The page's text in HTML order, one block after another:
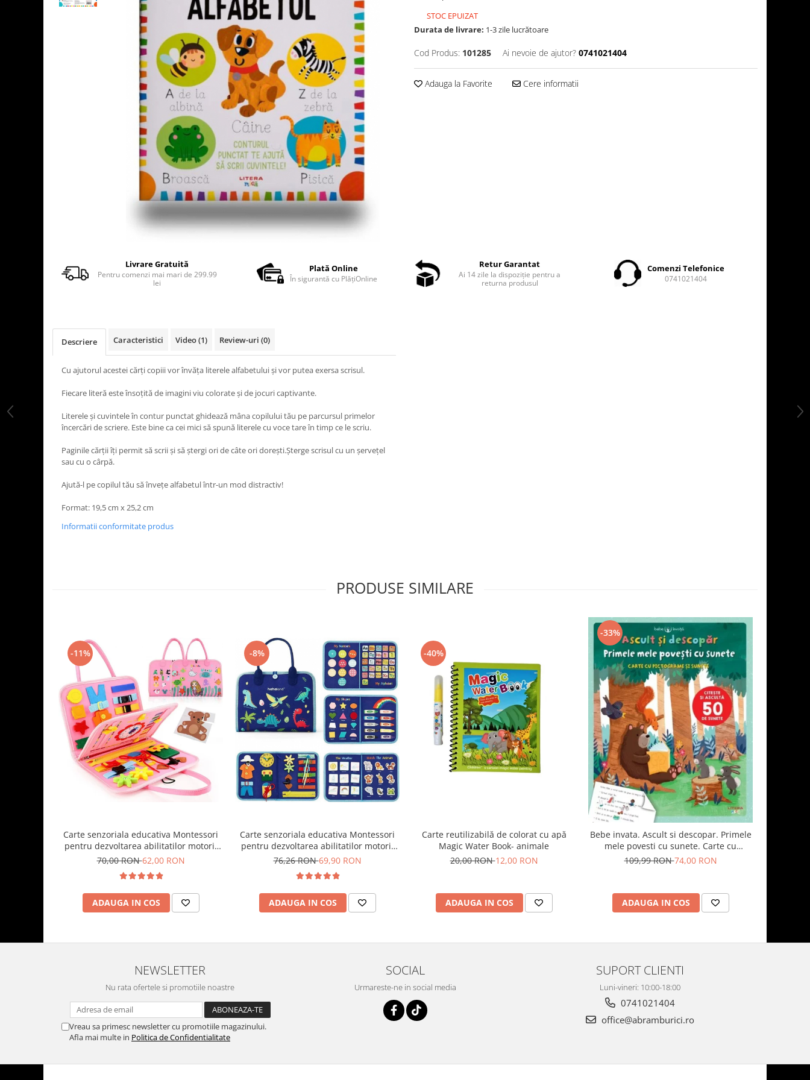
STOC EPUIZAT
Durata de livrare: 1-3 zile lucrătoare
Cod Produs: 101285 Ai nevoie de ajutor? 0741021404
Adauga la Favorite Cere informatii
Livrare Gratuită
Pentru comenzi mai mari de 299.99
lei
Plată Online
În sigurantă cu PlățiOnline
Retur Garantat
Ai 14 zile la dispoziție pentru a
returna produsul
Comenzi Telefonice
0741021404
Descriere Caracteristici Video(1) Review-uri (0)
Cu ajutorul acestei cărți copiii vor învăța literele alfabetului și vor putea exersa scrisul.
Fiecare literă este însoțită de imagini viu colorate și de jocuri captivante.
Literele și cuvintele în contur punctat ghidează mâna copilului tău pe parcursul primelor
încercări de scriere. Este bine ca cei mici să spună literele cu voce tare în timp ce le scriu.
Paginile cărții îți permit să scrii și să ștergi ori de câte ori dorești.Șterge scrisul cu un șervețel
sau cu o cârpă.
Ajută-l pe copilul tău să învețe alfabetul într-un mod distractiv!
Format: 19,5 cm x 25,2 cm
Informatii conformitate produs
PRODUSE SIMILARE
-11%
Carte senzoriala educativa Montessori
pentru dezvoltarea abilitatilor motorii
model sirene/litere roz
70,00 RON62,00 RON
ADAUGA IN COS
-8%
Carte senzoriala educativa Montessori
pentru dezvoltarea abilitatilor motorii
model dinozauri albastru 8 pagini
76,26 RON69,90 RON
ADAUGA IN COS
-40%
Carte reutilizabilă de colorat cu apă
Magic Water Book- animale
20,00 RON12,00 RON
ADAUGA IN COS
-33%
Bebe invata. Ascult si descopar. Primele
mele povesti cu sunete. Carte cu
pictograme si sunete
109,99 RON74,00 RON
ADAUGA IN COS
NEWSLETTER
Nu rata ofertele si promotiile noastre
Vreau sa primesc newsletter cu promotiile magazinului.
Afla mai multe in Politica de Confidentialitate
SOCIAL
Urmareste-ne in social media
SUPORT CLIENTI
Luni-vineri: 10:00-18:00
0741021404
office@abramburici.ro